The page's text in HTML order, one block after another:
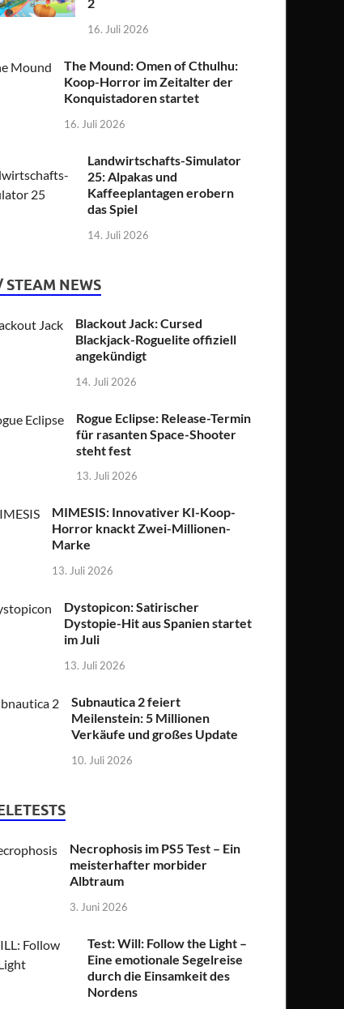
2
16. Juli 2026
The Mound: Omen of Cthulhu:
Koop-Horror im Zeitalter der
Konquistadoren startet
16. Juli 2026
Landwirtschafts-Simulator
25: Alpakas und
Kaffeeplantagen erobern
das Spiel
14. Juli 2026
STEAM NEWS
Blackout Jack: Cursed
Blackjack-Roguelite offiziell
angekündigt
14. Juli 2026
Rogue Eclipse: Release-Termin
für rasanten Space-Shooter
steht fest
13. Juli 2026
MIMESIS: Innovativer KI-Koop-
Horror knackt Zwei-Millionen-
Marke
13. Juli 2026
Dystopicon: Satirischer
Dystopie-Hit aus Spanien startet
im Juli
13. Juli 2026
Subnautica 2 feiert
Meilenstein: 5 Millionen
Verkäufe und großes Update
10. Juli 2026
Necrophosis im PS5 Test – Ein
meisterhafter morbider
Albtraum
3. Juni 2026
Test: Will: Follow the Light –
Eine emotionale Segelreise
durch die Einsamkeit des
Nordens